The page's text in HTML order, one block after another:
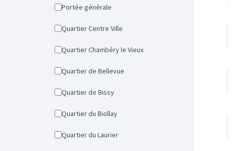
Portée générale
Quartier Centre Ville
Quartier Chambéry le Vieux
Quartier de Bellevue
Quartier de Bissy
Quartier du Biollay
Quartier du Laurier